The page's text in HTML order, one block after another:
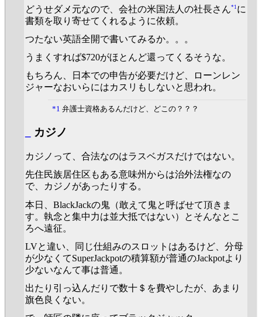
どうせダメ元なので、会社の米国法人の社長さん*1 に
書類を取り寄せてくれるように依頼。
つたない英語全開で書いてみるか。。。
うまくすれば$720がほとんど還ってくるそうな。
もちろん、日本での申告が必要だけど、ローンレン
ジャーなおいらにはカスリもしないと思われ。
*1 弁護士資格あるんだけど、どこの？？？
カジノ
カジノって、合法なのはラスベガスだけではない。
先住民族居住区もある意味州からは治外法権なの
で、カジノがあったりする。
本日、BlackJackの鬼（敢えて鬼と呼ばせて頂きま
す。執念と集中力は並大抵ではない）とそんなとこ
ろへ遠征。
LVと違い、同じ仕組みのスロットはあるけど、分母
が少なくてSuperJackpotの積算額が普通のJackpotより
少ないなんて事は普通。
出たり引っ込んだりで数十＄を費やしたが、あまり
旗色良くない。